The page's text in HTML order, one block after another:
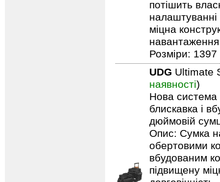
потішить
міцна
Розміри:
UDG Ultimate
наявності)
Нова система
блискавка і
дюймовій
Опис: Сумка
обертовими
вбудованим
підвищену